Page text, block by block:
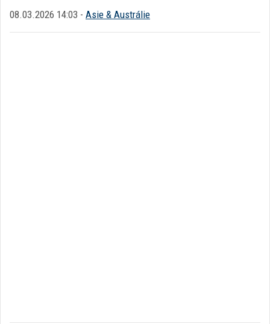
08.03.2026 14:03 - Asie & Austrálie